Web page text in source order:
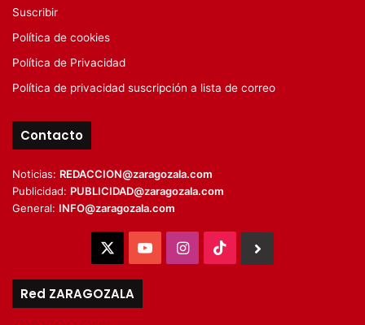
Suscribir
Política de cookies
Política de Privacidad
Política de privacidad suscripción a lista de correo
Contacto
Noticias: REDACCION@zaragozala.com
Publicidad: PUBLICIDAD@zaragozala.com
General: INFO@zaragozala.com
YouTubeInstagram
TikTok
Red ZARAGOZALA